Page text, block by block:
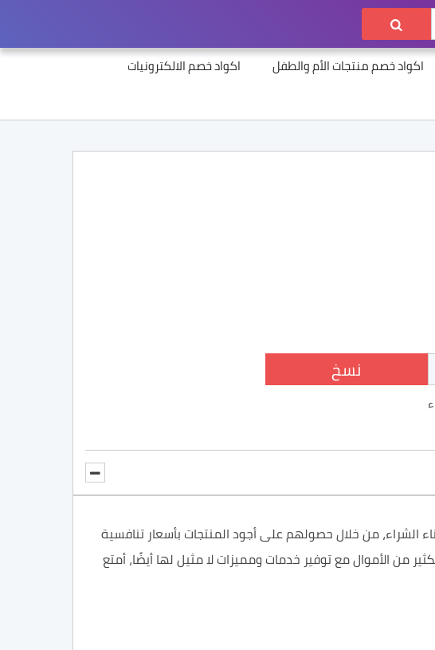
اكواد خصم منتجات الأم والطفل
اكواد خصم الالكترونيات
نسخ
الشراء، من خلال حصولهم على أجود المنتجات بأسعار تنافسية
من الأموال مع توفير خدمات ومميزات لا مثيل لها أيضًا، أمتع